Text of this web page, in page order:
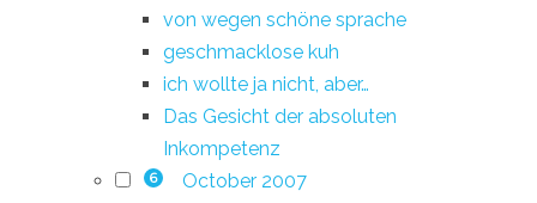
von wegen schöne sprache
geschmacklose kuh
ich wollte ja nicht, aber…
Das Gesicht der absoluten
Inkompetenz
6 October 2007